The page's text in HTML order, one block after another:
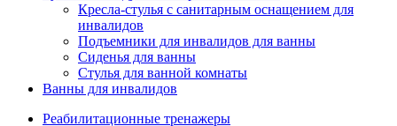
Кресла-стулья с санитарным оснащением для
инвалидов
Подъемники для инвалидов для ванны
Сиденья для ванны
Стулья для ванной комнаты
Ванны для инвалидов
Реабилитационные тренажеры